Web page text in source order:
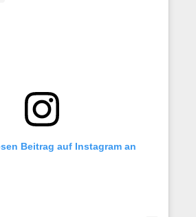
Beitrag auf Instagram an